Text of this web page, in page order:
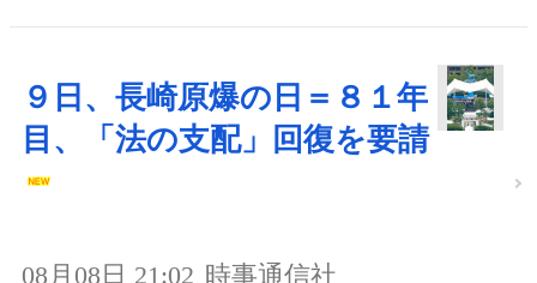
９日、長崎原爆の日＝８１年
目、「法の支配」回復を要請
08月08日 21:02 時事通信社